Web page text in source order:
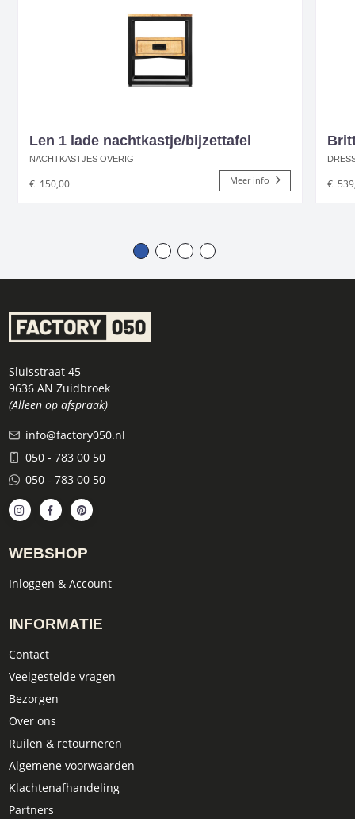
Len 1 lade nachtkastje/bijzettafel
NACHTKASTJES OVERIG
€ 150,00 Meer info €
Sluisstraat 45
9636 AN Zuidbroek
(Alleen op afspraak)
info@factory050.nl
050 - 783 00 50
050 - 783 00 50
WEBSHOP
Inloggen & Account
INFORMATIE
Contact
Veelgestelde vragen
Bezorgen
Over ons
Ruilen & retourneren
Algemene voorwaarden
Klachtenafhandeling
Partners